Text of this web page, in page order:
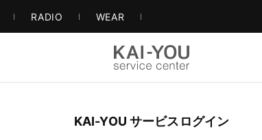
RADIO WEAR
KAI-YOU サービスログイン